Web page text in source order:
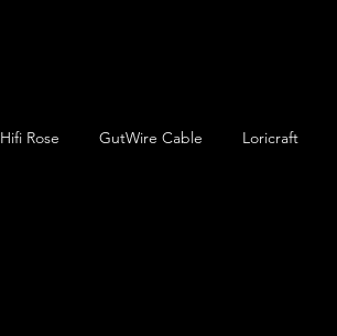
Hifi Rose GutWire Cable Loricraft